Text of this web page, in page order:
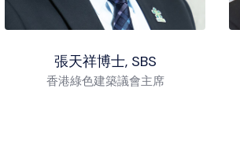
張天祥博士, SBS
香港綠色建築議會主席